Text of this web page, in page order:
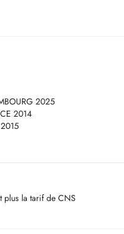
2025
2014
plus la tarif de CNS